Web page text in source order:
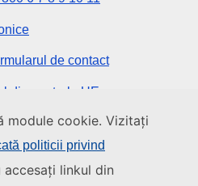
module cookie. Vizitați
politicii privind
accesați linkul din
de contact
din centrele UE